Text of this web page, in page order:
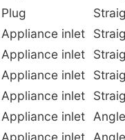
Plug
Appliance inlet
Appliance inlet
Appliance inlet
Appliance inlet
Appliance inlet
Appliance inlet